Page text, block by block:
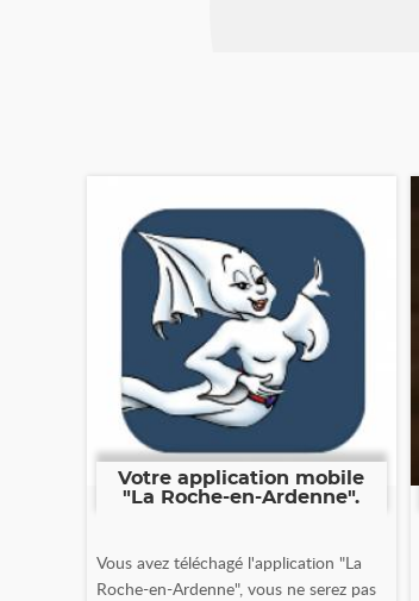
Votre application mobile
"La Roche-en-Ardenne".
Vous avez téléchagé l'application "La
Roche-en-Ardenne", vous ne serez pas